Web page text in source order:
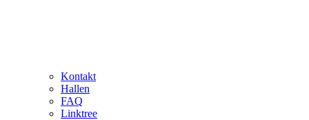
Kontakt
Hallen
FAQ
Linktree